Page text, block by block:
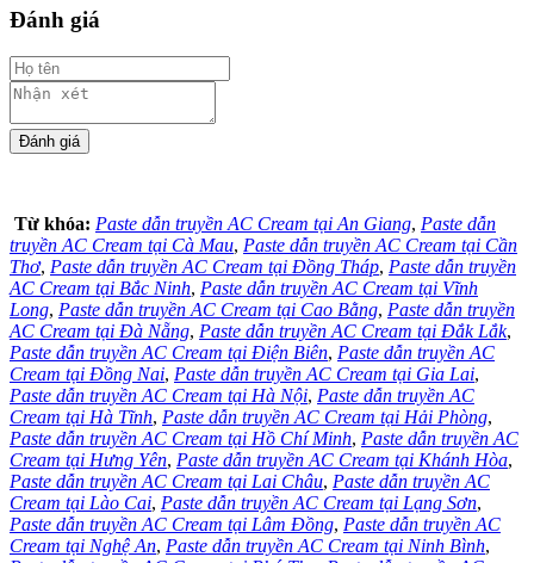
Đánh giá
Từ khóa: Paste dẫn truyền AC Cream tại An Giang, Paste dẫn
truyền AC Cream tại Cà Mau, Paste dẫn truyền AC Cream tại Cần
Thơ, Paste dẫn truyền AC Cream tại Đồng Tháp, Paste dẫn truyền
AC Cream tại Bắc Ninh, Paste dẫn truyền AC Cream tại Vĩnh
Long, Paste dẫn truyền AC Cream tại Cao Bằng, Paste dẫn truyền
AC Cream tại Đà Nẵng, Paste dẫn truyền AC Cream tại Đắk Lắk,
Paste dẫn truyền AC Cream tại Điện Biên, Paste dẫn truyền AC
Cream tại Đồng Nai, Paste dẫn truyền AC Cream tại Gia Lai,
Paste dẫn truyền AC Cream tại Hà Nội, Paste dẫn truyền AC
Cream tại Hà Tĩnh, Paste dẫn truyền AC Cream tại Hải Phòng,
Paste dẫn truyền AC Cream tại Hồ Chí Minh, Paste dẫn truyền AC
Cream tại Hưng Yên, Paste dẫn truyền AC Cream tại Khánh Hòa,
Paste dẫn truyền AC Cream tại Lai Châu, Paste dẫn truyền AC
Cream tại Lào Cai, Paste dẫn truyền AC Cream tại Lạng Sơn,
Paste dẫn truyền AC Cream tại Lâm Đồng, Paste dẫn truyền AC
Cream tại Nghệ An, Paste dẫn truyền AC Cream tại Ninh Bình,